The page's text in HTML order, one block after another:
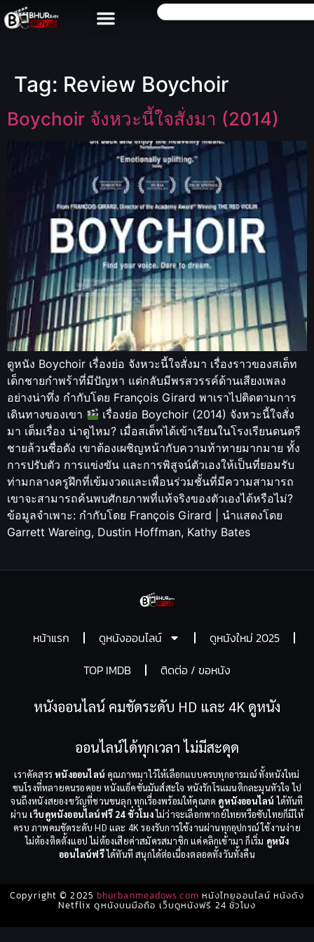
Tag: Review Boychoir
Boychoir จังหวะนี้ใจสั่งมา (2014)
ดูหนัง Boychoir เรื่องย่อ จังหวะนี้ใจสั่งมา เรื่องราวของสเต็ท
เด็กชายกำพร้าที่มีปัญหา แต่กลับมีพรสวรรค์ด้านเสียงเพลง
อย่างน่าทึ่ง กำกับโดย François Girard พาเราไปติดตามการ
เดินทางของเขา
เรื่องย่อ Boychoir (2014) จังหวะนี้ใจสั่ง
มา เต็มเรื่อง น่าดูไหม? เมื่อสเต็ทได้เข้าเรียนในโรงเรียนดนตรี
ชายล้วนชื่อดัง เขาต้องเผชิญหน้ากับความท้าทายมากมาย ทั้ง
การปรับตัว การแข่งขัน และการพิสูจน์ตัวเองให้เป็นที่ยอมรับ
ท่ามกลางครูฝึกที่เข้มงวดและเพื่อนร่วมชั้นที่มีความสามารถ
เขาจะสามารถค้นพบศักยภาพที่แท้จริงของตัวเองได้หรือไม่?
ข้อมูลจำเพาะ: กำกับโดย François Girard | นำแสดงโดย
Garrett Wareing, Dustin Hoffman, Kathy Bates
หน้าแรก ดูหนังออนไลน์
ดูหนังใหม่ 2025
TOP IMDB
ติดต่อ / ขอหนัง
หนังออนไลน์ คมชัดระดับ HD และ 4K ดูหนัง
ออนไลน์ได้ทุกเวลา ไม่มีสะดุด
เราคัดสรรหนังออนไลน์ คุณภาพมาไว้ให้เลือกแบบครบทุกอารมณ์ ทั้งหนังใหม่
ชนโรงที่หลายคนรอคอย หนังแอ็คชั่นมันส์สะใจ หนังรักโรแมนติกละมุนหัวใจ ไป
จนถึงหนังสยองขวัญที่ชวนขนลุก ทุกเรื่องพร้อมให้คุณกด ดูหนังออนไลน์ ได้ทันที
ผ่าน เว็บดูหนังออนไลน์ฟรี 24 ชั่วโมงไม่ว่าจะเลือกพากย์ไทยหรือซับไทยก็มีให้
ครบ ภาพคมชัดระดับ HD และ 4K รองรับการใช้งานผ่านทุกอุปกรณ์ ใช้งานง่าย
ไม่ต้องติดตั้งแอป ไม่ต้องเสียค่าสมัครสมาชิก แค่คลิกเข้ามา ก็เริ่ม ดูหนัง
ออนไลน์ฟรีได้ทันที สนุกได้ต่อเนื่องตลอดทั้งวันทั้งคืน
Copyright © 2025 bhurbanmeadows.com หนังไทยออนไลน์ หนังดัง
Netflix ดูหนังบนมือถือ เว็บดูหนังฟรี 24 ชั่วโมง